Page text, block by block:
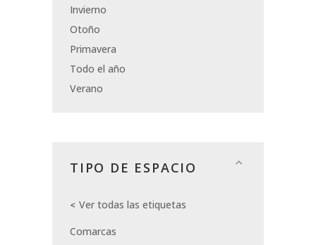
Invierno
Otoño
Primavera
Todo el año
Verano
TIPO DE ESPACIO
Ver todas las etiquetas
Comarcas